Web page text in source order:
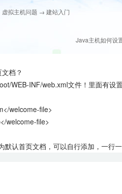
虚拟主机问题 → 建站入门
Java主机如何设
档？
WEB-INF/web.xml文件！里面有设
welcome-file>
welcome-file>
认首页文档，可以自行添加，一行一